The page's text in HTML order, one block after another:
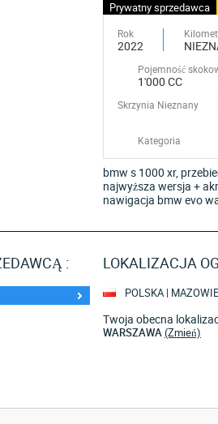
Prywatny sprzedawca
Rok
2022
Pojemność
1'000 CC
Skrzynia Nieznany
Kategoria
bmw s 1000 xr,
najwyższa wersja +
nawigacja bmw evo
: LOKALIZACJA
POLSKA |
Twoja obecna
WARSZAWA(Zmień)